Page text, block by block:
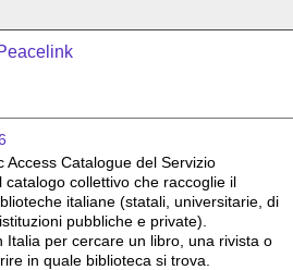
Access Catalogue del Servizio
catalogo collettivo che raccoglie il
italiane (statali, universitarie, di
pubbliche e private).
Italia per cercare un libro, una rivista o
in quale biblioteca si trova.